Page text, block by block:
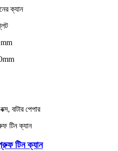
ক্যান
বাটার পেপার
টিন ক্যান